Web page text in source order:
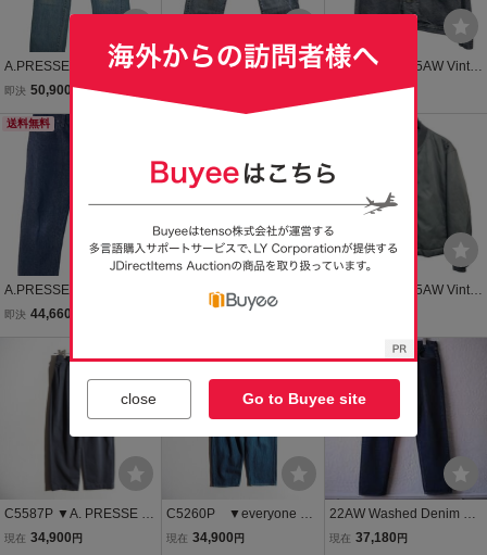
A.PRESSE デニムパンツ
メンズ アプレッセ 中古
即決 50,900 円
A.PRESSE◆24ss/Washe
ム/36/デニム/IDG/AP-400
A．PRESSE 25AW Vinta
ge Gray Denim Jacket ヴ
ィンテージグレーデニム
ジャケット 25AAP-01-41
8071000179944
77,330円
送料無料
A.PRESSE◆Washed De
nim Wide Pants/34/デニ
即決 44,660
A.PRESSE◆Washed De
nim Pants/ボトム/36/デニ
33,660
A．PRESSE 25AW Vinta
ージャケット 25AAP-01-
C5587P ▼A. PRESSE ア
プレッセ▼ 24AW Type.2
現在 34,900 円
C5260P ▼everyone エ
ブリワン▼ soft denim p
現在 34,900 円
22AW Washed Denim Pa
nts E ウォッシュドインデ
現在 37,180 円
close Go to Buyee site